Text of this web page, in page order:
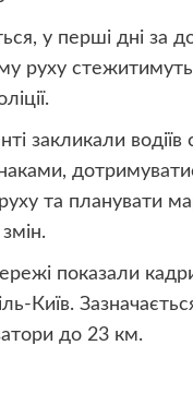
у перші дні за
руху стежитимуть
закликали водіїв
та планувати
показали
Київ.
до 23 км.